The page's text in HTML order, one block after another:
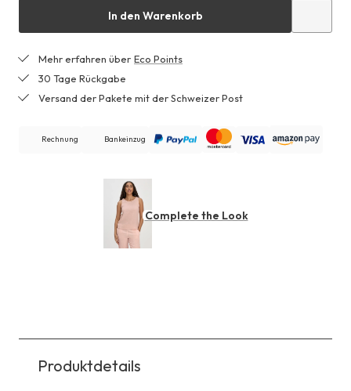
In den Warenkorb
Mehr erfahren über Eco Points
30 Tage Rückgabe
Versand der Pakete mit der Schweizer Post
Rechnung Bankeinzug
Complete the Look
Produktdetails